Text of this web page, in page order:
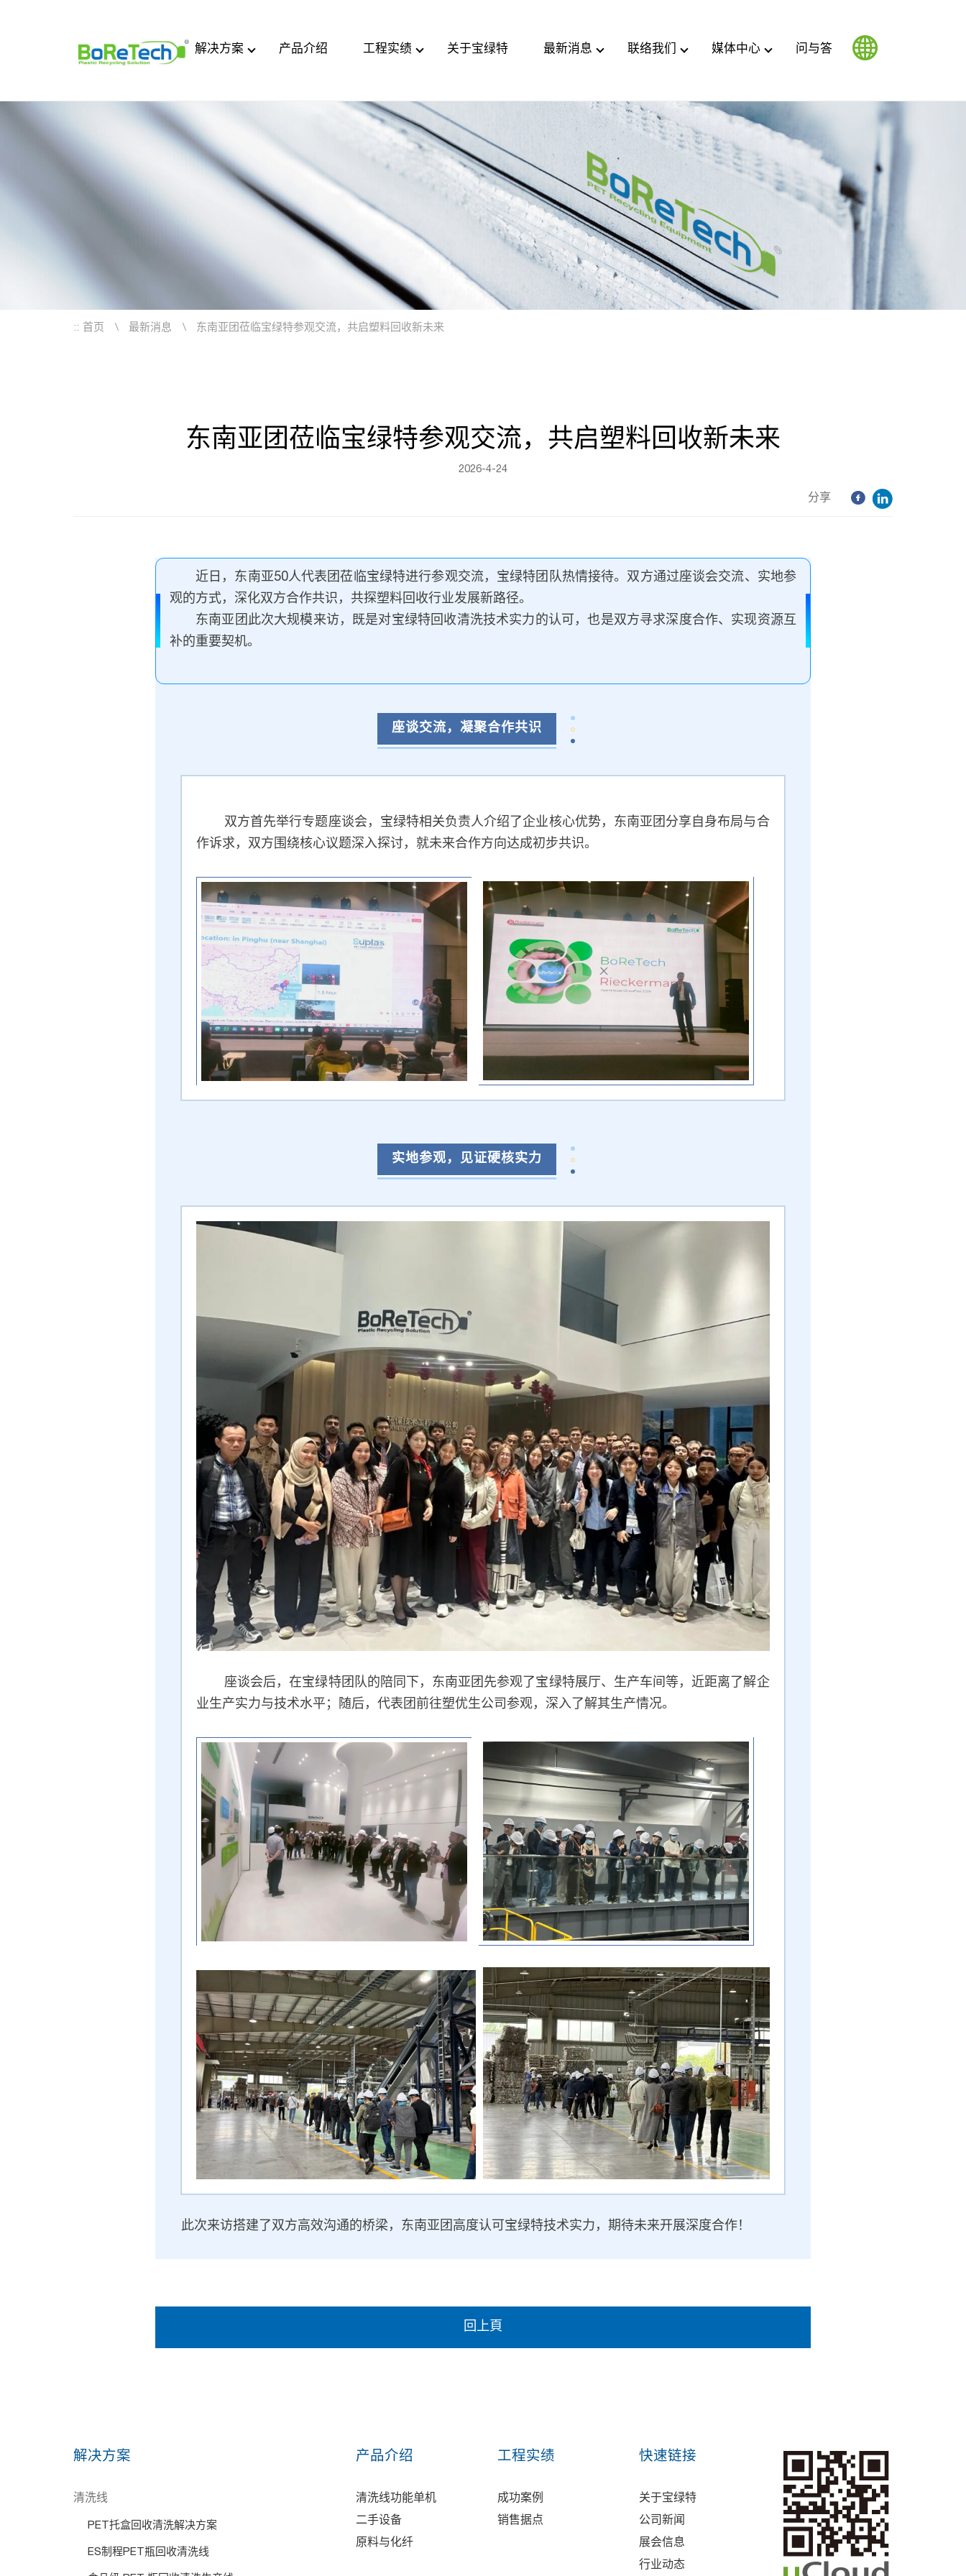
解决方案 产品介绍 工程实绩 关于宝绿特 最新消息 联络我们 媒体中心 问与答
:: 首页 最新消息 东南亚团莅临宝绿特参观交流，共启塑料回收新未来
东南亚团莅临宝绿特参观交流，共启塑料回收新未来
2026-4-24
分享
近日，东南亚50人代表团莅临宝绿特进行参观交流，宝绿特团队热情接待。双方通过座谈会交流、实地参
观的方式，深化双方合作共识，共探塑料回收行业发展新路径。
东南亚团此次大规模来访，既是对宝绿特回收清洗技术实力的认可，也是双方寻求深度合作、实现资源互
补的重要契机。
座谈交流，凝聚合作共识
双方首先举行专题座谈会，宝绿特相关负责人介绍了企业核心优势，东南亚团分享自身布局与合
作诉求，双方围绕核心议题深入探讨，就未来合作方向达成初步共识。
实地参观，见证硬核实力
座谈会后，在宝绿特团队的陪同下，东南亚团先参观了宝绿特展厅、生产车间等，近距离了解企
业生产实力与技术水平；随后，代表团前往塑优生公司参观，深入了解其生产情况。
此次来访搭建了双方高效沟通的桥梁，东南亚团高度认可宝绿特技术实力，期待未来开展深度合作！
回上頁
解决方案
清洗线
PET托盒回收清洗解决方案
ES制程PET瓶回收清洗线
产品介绍
清洗线功能单机
二手设备
原料与化纤
工程实绩
成功案例
销售据点
快速链接
关于宝绿特
公司新闻
展会信息
行业动态